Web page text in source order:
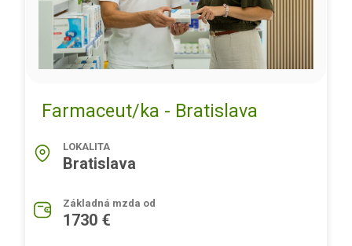
Farmaceut/ka - Bratislava
LOKALITA
Bratislava
Základná mzda od
1730 €